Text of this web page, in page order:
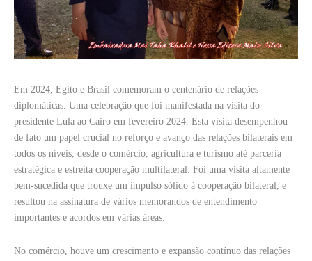
Em 2024, Egito e Brasil comemoram o centenário de relações
diplomáticas. Uma celebração que foi manifestada na visita do
presidente Lula ao Cairo em fevereiro 2024. Esta visita desempenhou
de fato um papel crucial no reforço e avanço das relações bilaterais em
todos os níveis, desde o comércio, agricultura e turismo até parceria
estratégica e estreita cooperação multilateral. Foi uma visita altamente
bem-sucedida que trouxe um impulso sólido à cooperação bilateral, e
resultou na assinatura de vários memorandos de entendimento
importantes e acordos em várias áreas.
No comércio, houve um crescimento e expansão contínuo das relações